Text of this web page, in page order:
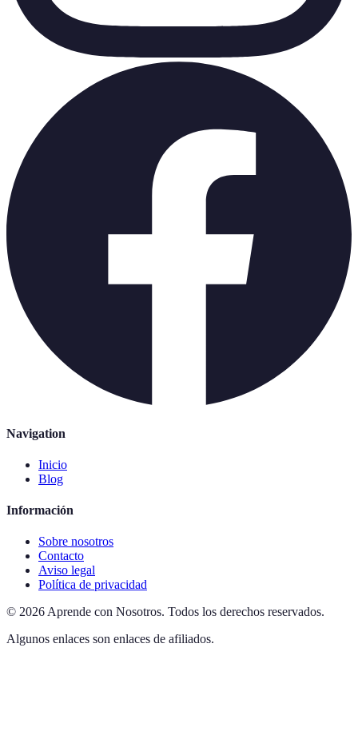
Navigation
Inicio
Blog
Información
Sobre nosotros
Contacto
Aviso legal
Política de privacidad
© 2026 Aprende con Nosotros. Todos los derechos reservados.
Algunos enlaces son enlaces de afiliados.